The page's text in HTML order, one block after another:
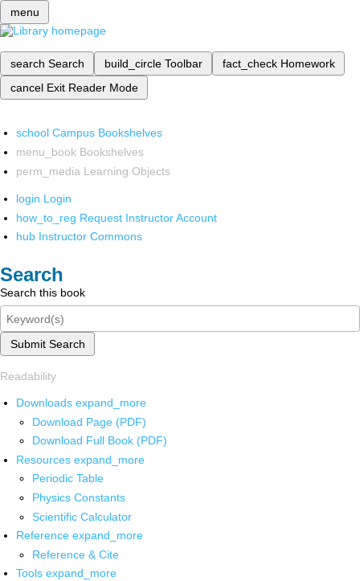
menu
search Search build_circle Toolbar fact_check Homework
cancel Exit Reader Mode
school Campus Bookshelves
menu_book Bookshelves
perm_media Learning Objects
login Login
how_to_reg Request Instructor Account
hub Instructor Commons
Search
Search this book
Submit Search
Readability
Downloads expand_more
Download Page (PDF)
Download Full Book (PDF)
Resources expand_more
Periodic Table
Physics Constants
Scientific Calculator
Reference expand_more
Reference & Cite
Tools expand_more